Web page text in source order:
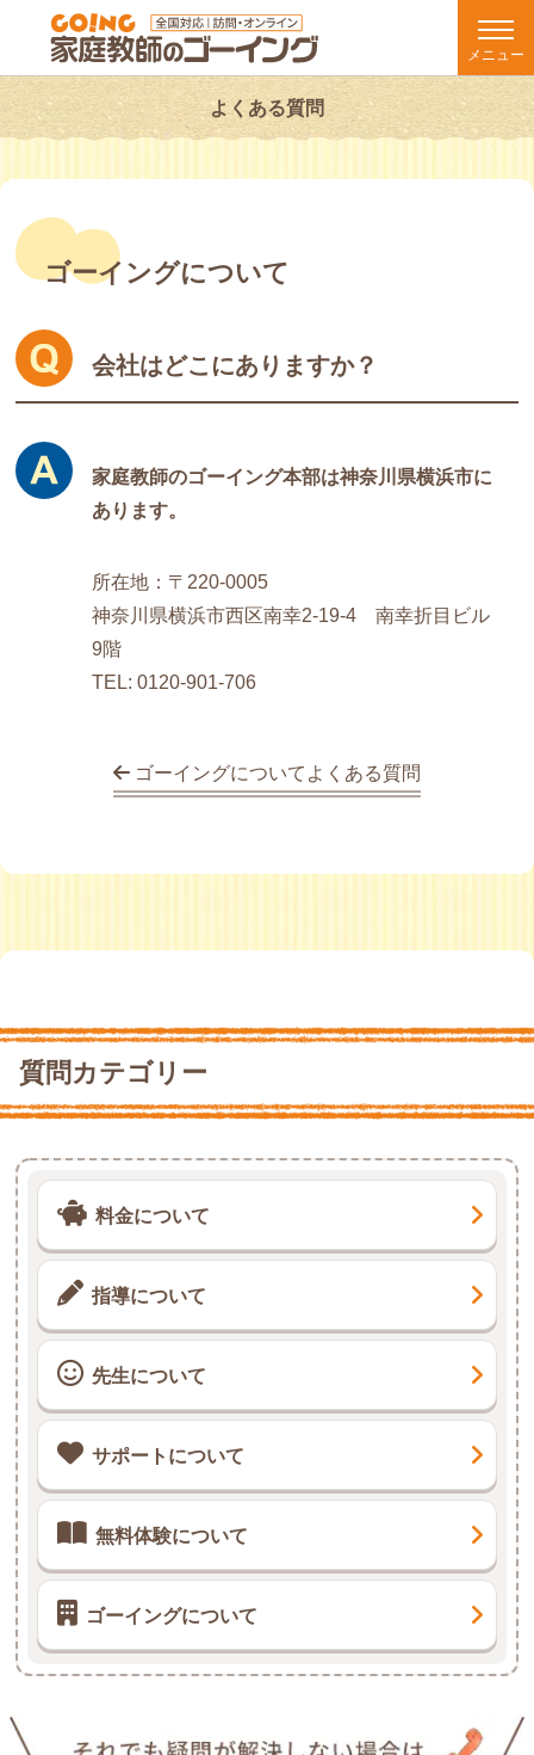
メニュー
よくある質問
ゴーイングについて
会社はどこにありますか？
家庭教師のゴーイング本部は神奈川県横浜市に
あります。
所在地：〒220‐0005
神奈川県横浜市西区南幸2-19-4 南幸折目ビル
9階
TEL: 0120-901-706
ゴーイングについてよくある質問
質問カテゴリー
料金について
指導について
先生について
サポートについて
無料体験について
ゴーイングについて